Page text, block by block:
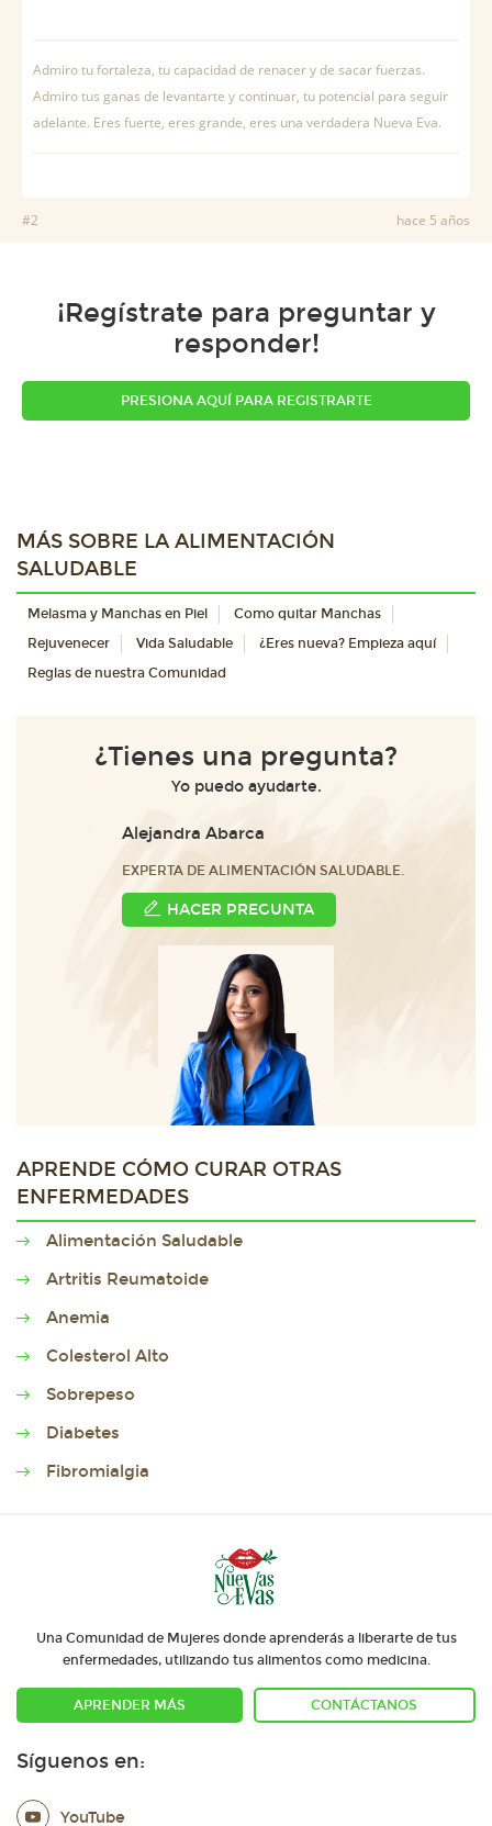
Admiro tu fortaleza, tu capacidad de renacer y de sacar fuerzas.
Admiro tus ganas de levantarte y continuar, tu potencial para seguir
adelante. Eres fuerte, eres grande, eres una verdadera Nueva Eva.
#2 hace 5 años
¡Regístrate para preguntar y
responder!
PRESIONA AQUÍ PARA REGISTRARTE
MÁS SOBRE LA ALIMENTACIÓN
SALUDABLE
Melasma y Manchas en Piel
Como quitar Manchas
Rejuvenecer
Vida Saludable
¿Eres nueva? Empieza aquí
Reglas de nuestra Comunidad
¿Tienes una pregunta?
Yo puedo ayudarte.
Alejandra Abarca
EXPERTA DE ALIMENTACIÓN SALUDABLE.
HACER PREGUNTA
APRENDE CÓMO CURAR OTRAS
ENFERMEDADES
Alimentación Saludable
Artritis Reumatoide
Anemia
Colesterol Alto
Sobrepeso
Diabetes
Fibromialgia
Una Comunidad de Mujeres donde aprenderás a liberarte de tus
enfermedades, utilizando tus alimentos como medicina.
APRENDER MÁS CONTÁCTANOS
Síguenos en:
YouTube